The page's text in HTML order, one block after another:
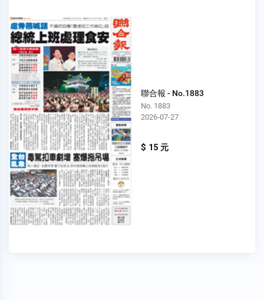
聯合報 - No.1883
No. 1883
2026-07-27
$ 15 元